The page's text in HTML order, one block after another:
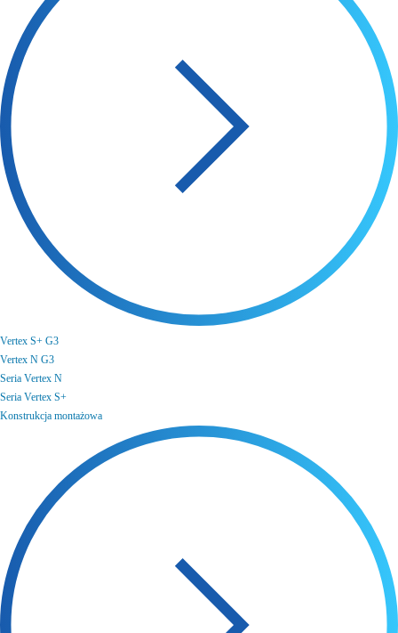
Vertex S+ G3
Vertex N G3
Seria Vertex N
Seria Vertex S+
Konstrukcja montażowa